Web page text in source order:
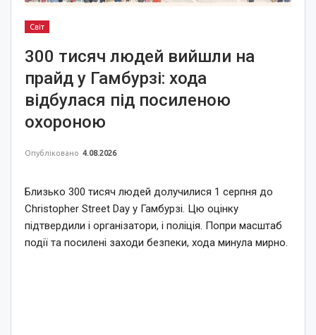
Світ
300 тисяч людей вийшли на
прайд у Гамбурзі: хода
відбулася під посиленою
охороною
Опубліковано 4.08.2026
Близько 300 тисяч людей долучилися 1 серпня до
Christopher Street Day у Гамбурзі. Цю оцінку
підтвердили і організатори, і поліція. Попри масштаб
події та посилені заходи безпеки, хода минула мирно.